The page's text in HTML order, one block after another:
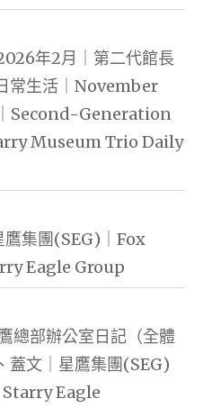
年2月｜第二代館長
常生活｜November
Second-Generation
Museum Trio Daily
集團(SEG)｜Fox
Eagle Group
總部辦公室日記（全體
蓋文｜星鷹集團(SEG)
Starry Eagle